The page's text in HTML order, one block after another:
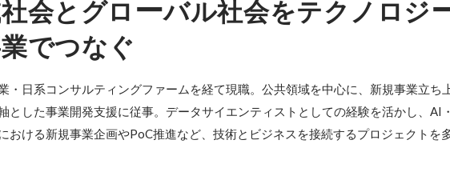
会とグローバル社会をテクノロジ
でつなぐ
・日系コンサルティングファームを経て現職。公共領域を中心に、新規事業立ち
とした事業開発支援に従事。データサイエンティストとしての経験を活かし、AI
おける新規事業企画やPoC推進など、技術とビジネスを接続するプロジェクトを